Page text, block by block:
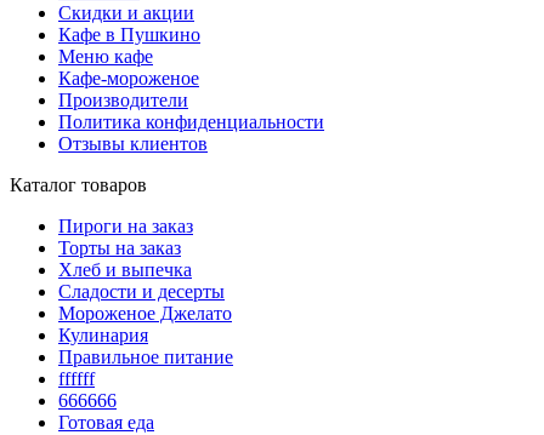
Скидки и акции
Кафе в Пушкино
Меню кафе
Кафе-мороженое
Производители
Политика конфиденциальности
Отзывы клиентов
Каталог товаров
Пироги на заказ
Торты на заказ
Хлеб и выпечка
Сладости и десерты
Мороженое Джелато
Кулинария
Правильное питание
ffffff
666666
Готовая еда